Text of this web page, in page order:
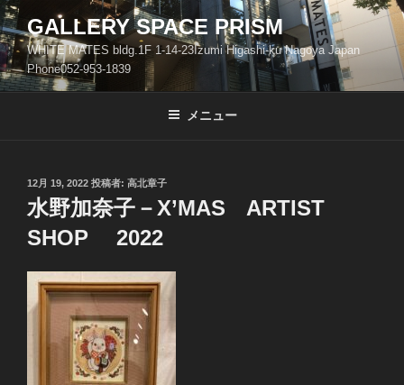
コ
ン
テ
ン
ツ
GALLERY SPACE PRISM
WHITE MATES bldg.1F 1-14-23Izumi Higashi-ku Nagoya Japan
Phone052-953-1839
メニュー
投
日:
12月 19, 2022 投稿者: 高北章子
水野加奈子－X’MAS ARTIST
SHOP 2022